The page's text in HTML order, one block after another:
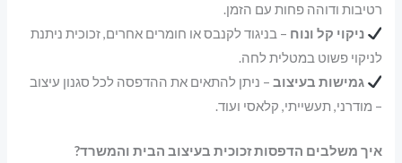
רטיבות ודוהה פחות עם הזמן.
ניקוי קל ונוח – בניגוד לקנבס או חומרים אחרים, זכוכית ניתנת
לניקוי פשוט במטלית לחה.
גמישות בעיצוב – ניתן להתאים את ההדפסה לכל סגנון עיצוב
– מודרני, תעשייתי, קלאסי ועוד.
איך משלבים הדפסות זכוכית בעיצוב הבית והמשרד?